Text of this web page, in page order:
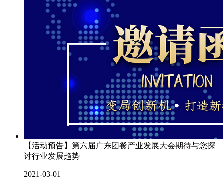
【活动预告】第六届广东团餐产业发展大会期待与您探
讨行业发展趋势
2021-03-01